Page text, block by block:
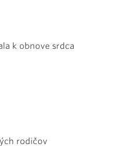
k obnove srdca
rodičov